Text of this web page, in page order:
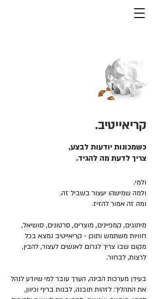
קריאייטיב.
כשמכונות יודעות לבצע,
צריך לדעת מה להגיד.
ולמי.
ולמה שמישהו יעצור בשביל זה.
ומה זה אמור להזיז.
מיתוגים, קמפיינים, מוצרים, סרטונים, סושיאל,
חוויות משתמש ותוכן - קריאייטיב נמצא בכל
מקום שבו צריך לגרום לאנשים לעצור, להבין,
לרצות, לבחור.
בעידן מערכות הבינה, הערך עובר למי שיודע לנהל
את התהליך: לזהות תובנה, לבנות בריף וכיוון,